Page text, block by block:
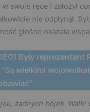
swoje ręce i założył
nie odpłynął.
głośno okazała
Były
wielkimi
żadnych bójek.